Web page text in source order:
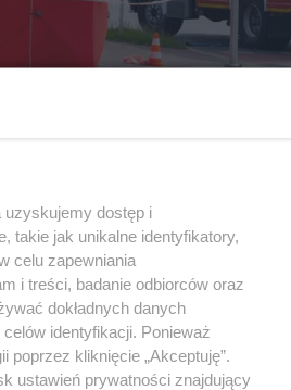
uzyskujemy dostęp i
takie jak unikalne identyfikatory,
celu zapewniania
i treści, badanie odbiorców oraz
dokładnych danych
identyfikacji. Ponieważ
kliknięcie „Akceptuję”.
ustawień prywatności znajdujący